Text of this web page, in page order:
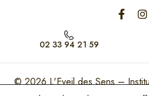
02 33 94 21 59
© 2026L'Eveil des Sens –